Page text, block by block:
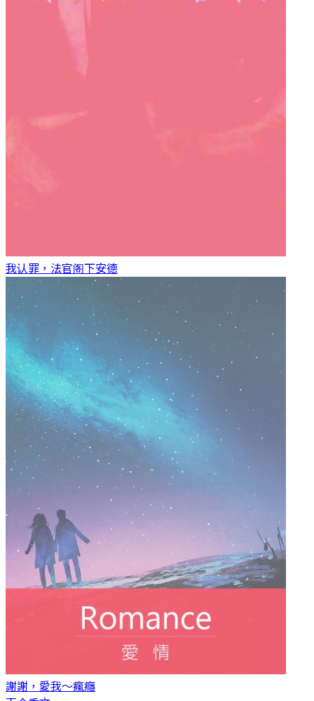
我认罪，法官阁下安德
謝謝，愛我～瘋癮